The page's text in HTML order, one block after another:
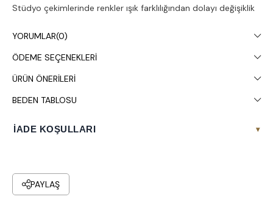
Stüdyo çekimlerinde renkler ışık farklılığından dolayı değişiklik
YORUMLAR(0)
ÖDEME SEÇENEKLERI
ÜRÜN ÖNERILERI
BEDEN TABLOSU
İADE KOŞULLARI ▾
PAYLAŞ